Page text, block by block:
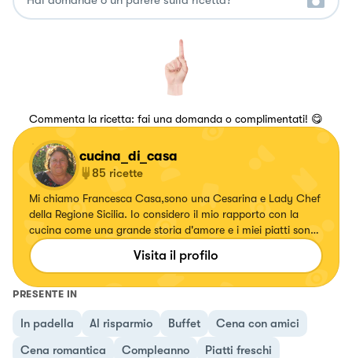
Commenta la ricetta: fai una domanda o complimentati! 😋
cucina_di_casa
85 ricette
Mi chiamo Francesca Casa,sono una Cesarina e Lady Chef
della Regione Sicilia. Io considero il mio rapporto con la
cucina come una grande storia d'amore e i miei piatti sono
il frutto di questa grande passione.Sono anche una food
blogger, ho una pagina su Instagram @_cucina_di_casa
Visita il profilo
PRESENTE IN
In padella Al risparmio Buffet
Cena con amici
Cena romantica
Compleanno Piatti freschi